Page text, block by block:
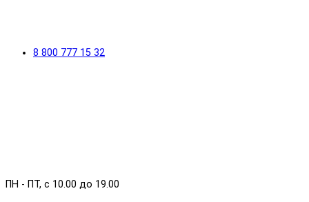
8 800 777 15 32
ПН - ПТ, с 10.00 до 19.00